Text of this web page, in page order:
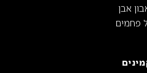
אבן
פחמים